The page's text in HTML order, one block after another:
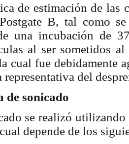
de estimación de las
B, tal como
una incubación de
al ser sometidos
cual fue debidamente
representativa del
de sonicado
se realizó
depende de los